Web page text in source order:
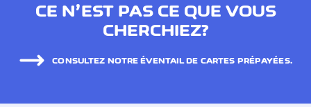
CE N’EST PAS CE QUE VOUS
CHERCHIEZ?
CONSULTEZ NOTRE ÉVENTAIL DE CARTES PRÉPAYÉES.